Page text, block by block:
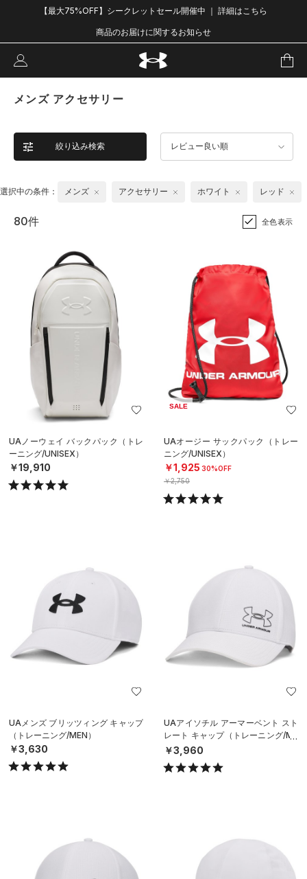
【最大75%OFF】シークレットセール開催中 ｜ 詳細はこちら
商品のお届けに関するお知らせ
メンズ アクセサリー
絞り込み検索 レビュー良い順
選択中の条件： メンズ アクセサリー ホワイト レッド
80件 全色表示
UAノーウェイ バックパック（トレ
ーニング/UNISEX）
￥19,910
SALE
UAオージー サックパック（トレー
ニング/UNISEX）
￥1,925 30%OFF
￥2,750
UAメンズ ブリッツィング キャップ
（トレーニング/MEN）
￥3,630
UAアイソチル アーマーベント スト
レート キャップ（トレーニング/ME
N）
￥3,960